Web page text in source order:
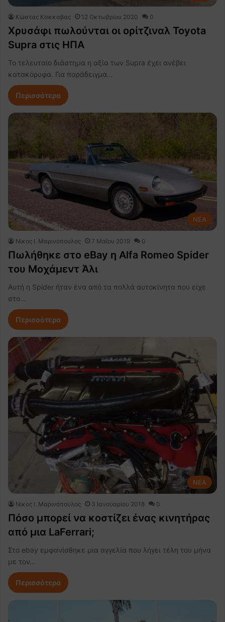
Κώστας Κάκκαβας 12 Οκτωβρίου 2020 0
Χρυσάφι πωλούνται οι ορίτζιναλ Toyota
Supra στις ΗΠΑ
Το τελευταίο διάστημα η αξία των Supra έχει ανέβει
κατακόρυφα. Για παράδειγμα…
Περισσότερα
NEA
Nίκος Ι. Mαρινόπουλος 7 Μαΐου 2019 0
Πωλήθηκε στο eBay η Alfa Romeo Spider
του Μοχάμεντ Άλι
Αυτή η Spider ήταν ένα από τα πολλά αυτοκίνητα που είχε
στο…
Περισσότερα
NEA
Nίκος Ι. Mαρινόπουλος 3 Ιανουαρίου 2018 0
Πόσο μπορεί να κοστίζει ένας κινητήρας
από μια LaFerrari;
Στο ebay εμφανίσθηκε μια αγγελία που λήγει τέλη του μήνα
με τον…
Περισσότερα